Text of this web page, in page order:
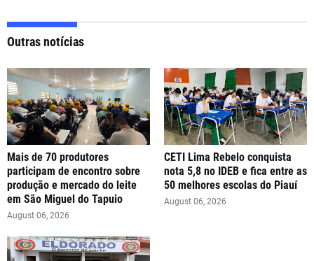
Outras notícias
Mais de 70 produtores
participam de encontro sobre
produção e mercado do leite
em São Miguel do Tapuio
August 06, 2026
CETI Lima Rebelo conquista
nota 5,8 no IDEB e fica entre as
50 melhores escolas do Piauí
August 06, 2026